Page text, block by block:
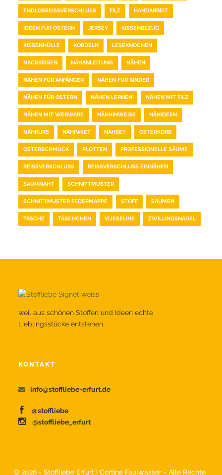
ENDLOSREISSVERSCHLUSS FILZ HANDARBEIT
IDEEN FÜR OSTERN JERSEY KISSENBEZUG
KISSENHÜLLE KORDELN LESEKNOCHEN
NACKKISSEN NÄHANLEITUNG NÄHEN
NÄHEN FÜR ANFÄNGER NÄHEN FÜR KINDER
NÄHEN FÜR OSTERN NÄHEN LERNEN NÄHEN MIT FILZ
NÄHEN MIT WEBWARE NÄHHINWEISE NÄHIDEEN
NÄHKURS NÄHPAKET NÄHSET OSTERKORB
OSTERSCHMUCK PLOTTEN PROFESSIONELLE SÄUME
REISSVERSCHLUSS REISSVERSCHLUSS EINNÄHEN
SAUMNAHT SCHNITTMUSTER
SCHNITTMUSTER FEDERMAPPE STOFF SÄUMEN
TASCHE TÄSCHCHEN VLIESELINE ZWILLINGSNADEL
weil aus schönen Stoffen und Ideen echte
Lieblingsstücke entstehen.
KONTAKT
info@stoffliebe-erfurt.de
@stoffliebe
@stoffliebe_erfurt
© 2026 - Stoffliebe Erfurt | Cortina Faulwasser - Alle Rechte